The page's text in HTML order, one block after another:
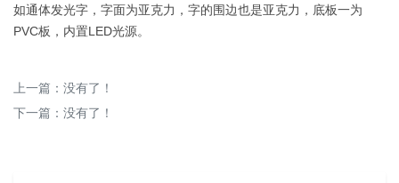
如通体发光字，字面为亚克力，字的围边也是亚克力，底板一为
PVC板，内置LED光源。
上一篇：没有了！
下一篇：没有了！